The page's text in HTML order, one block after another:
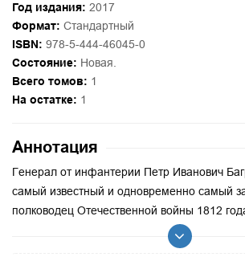
Год издания: 2017
Формат: Стандартный
ISBN: 978-5-444-46045-0
Состояние: Новая.
Всего томов: 1
На остатке: 1
Аннотация
Генерал от инфантерии Петр Иванович
самый известный и одновременно самый
полководец Отечественной войны 1812